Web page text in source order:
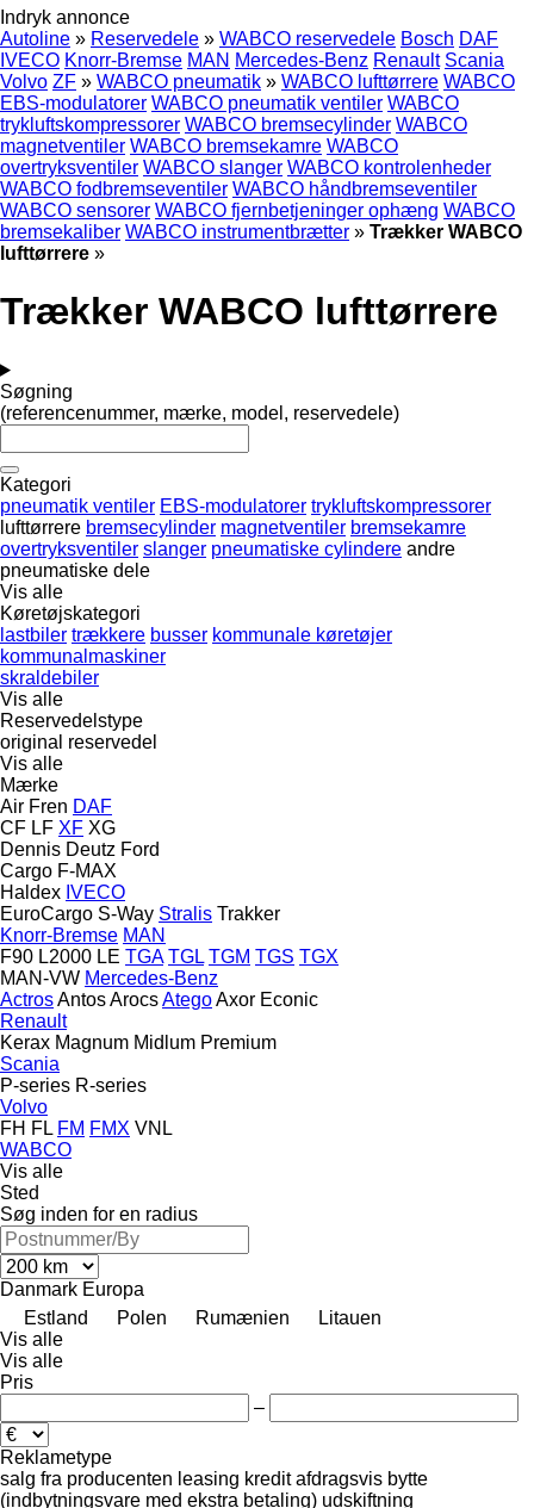
Indryk annonce
Autoline » Reservedele » WABCO reservedele Bosch DAF
IVECO Knorr-Bremse MAN Mercedes-Benz Renault Scania
Volvo ZF » WABCO pneumatik » WABCO lufttørrere WABCO
EBS-modulatorer WABCO pneumatik ventiler WABCO
trykluftskompressorer WABCO bremsecylinder WABCO
magnetventiler WABCO bremsekamre WABCO
overtryksventiler WABCO slanger WABCO kontrolenheder
WABCO fodbremseventiler WABCO håndbremseventiler
WABCO sensorer WABCO fjernbetjeninger ophæng WABCO
bremsekaliber WABCO instrumentbrætter » Trækker WABCO
lufttørrere »
Trækker WABCO lufttørrere
Søgning
(referencenummer, mærke, model, reservedele)
Kategori
pneumatik ventiler EBS-modulatorer trykluftskompressorer
lufttørrere bremsecylinder magnetventiler bremsekamre
overtryksventiler slanger pneumatiske cylindere andre
pneumatiske dele
Vis alle
Køretøjskategori
lastbiler trækkere busser kommunale køretøjer
kommunalmaskiner
skraldebiler
Vis alle
Reservedelstype
original reservedel
Vis alle
Mærke
Air Fren DAF
CF LF XF XG
Dennis Deutz Ford
Cargo F-MAX
Haldex IVECO
EuroCargo S-Way Stralis Trakker
Knorr-Bremse MAN
F90 L2000 LE TGA TGL TGM TGS TGX
MAN-VW Mercedes-Benz
ActrosAntosArocsAtegoAxor Econic
Renault
Kerax Magnum Midlum Premium
Scania
P-series R-series
Volvo
FH FL FM FMX VNL
WABCO
Vis alle
Sted
Søg inden for en radius
Danmark Europa
Estland
Polen Rumænien
Litauen
Vis alle
Vis alle
Pris
–
Reklametype
salg fra producenten leasing kredit afdragsvis bytte
(indbytningsvare med ekstra betaling) udskiftning